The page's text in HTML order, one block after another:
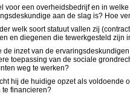
een overheidsbedrijf en in
aan de slag is? Hoe
welk soort statuut vallen zij
en diegenen die tewerkgesteld
inzet van de
toepassing van de sociale
weg te werken?
hij de huidige opzet als
te financieren?